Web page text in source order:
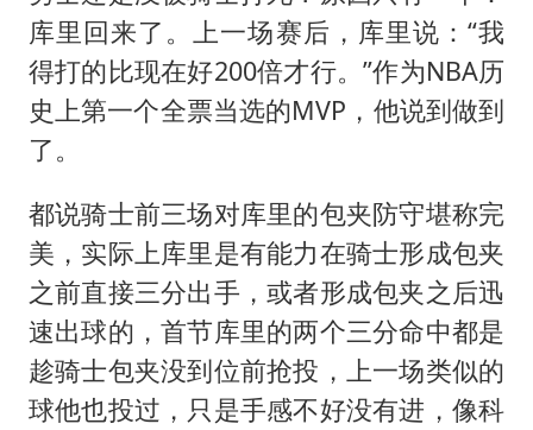
库里回来了。上一场赛后，库里说：“我
得打的比现在好200倍才行。”作为NBA历
史上第一个全票当选的MVP，他说到做到
了。
都说骑士前三场对库里的包夹防守堪称完
美，实际上库里是有能力在骑士形成包夹
之前直接三分出手，或者形成包夹之后迅
速出球的，首节库里的两个三分命中都是
趁骑士包夹没到位前抢投，上一场类似的
球他也投过，只是手感不好没有进，像科